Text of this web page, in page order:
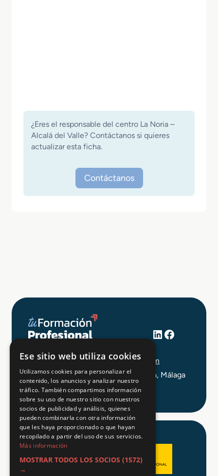
¿Eres el responsable del centro La Noria –
Alcalá del Valle? Contáctanos si quieres
actualizar esta ficha.
Contáctanos
LinkedIn
Facebook
info@tuformacionprofesional.com
C/ Alameda Principal 21, 2ª Planta, Málaga
Ese sitio web utiliza cookies
Utilizamos cookies para personalizar el
contenido, los anuncios y analizar nuestro
tráfico. También compartimos información
sobre su uso de nuestro sitio con nuestros
socios de publicidad y análisis, quienes
pueden combinarla con otra información
que les haya proporcionado o que hayan
recopilado a partir del uso de sus servicios.
Más información
MOSTRAR TODOS LOS SOCIOS (1572)
→